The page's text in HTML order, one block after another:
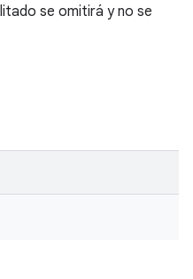
se omitirá y no se